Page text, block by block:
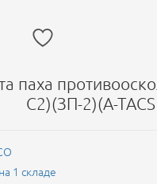
паха
С2)(ЗП-2)(A-TACS
1 складе